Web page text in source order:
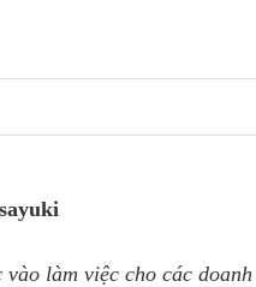
làm việc cho các